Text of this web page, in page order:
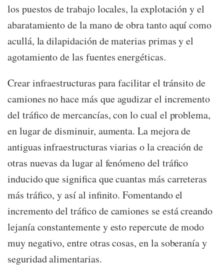
los puestos de trabajo locales, la explotación y el
abaratamiento de la mano de obra tanto aquí como
acullá, la dilapidación de materias primas y el
agotamiento de las fuentes energéticas.
Crear infraestructuras para facilitar el tránsito de
camiones no hace más que agudizar el incremento
del tráfico de mercancías, con lo cual el problema,
en lugar de disminuir, aumenta. La mejora de
antiguas infraestructuras viarias o la creación de
otras nuevas da lugar al fenómeno del tráfico
inducido que significa que cuantas más carreteras
más tráfico, y así al infinito. Fomentando el
incremento del tráfico de camiones se está creando
lejanía constantemente y esto repercute de modo
muy negativo, entre otras cosas, en la soberanía y
seguridad alimentarias.